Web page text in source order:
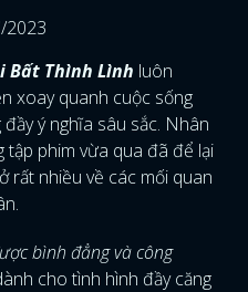
2023
Bất Thình Lình luôn
xoay quanh cuộc sống
ý nghĩa sâu sắc. Nhân
tập phim vừa qua đã để lại
rất nhiều về các mối quan
bình đẳng và công
cho tình hình đầy căng